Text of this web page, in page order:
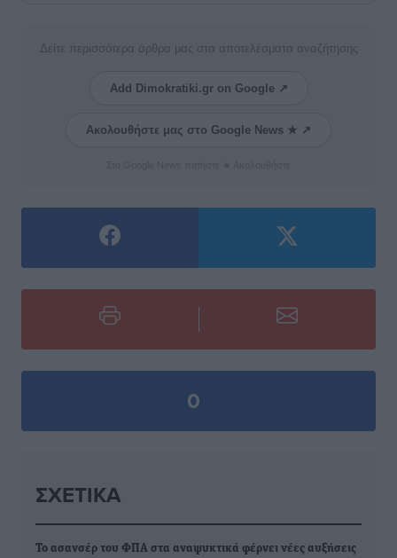
Δείτε περισσότερα άρθρα μας στα αποτελέσματα αναζήτησης
Add Dimokratiki.gr on Google ↗
Ακολουθήστε μας στο Google News ★ ↗
0
ΣΧΕΤΙΚΆ
Το ασανσέρ του ΦΠΑ στα αναψυκτικά φέρνει νέες αυξήσεις